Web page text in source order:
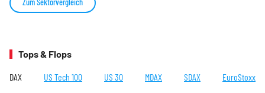
Zum Sektorvergleich
Tops & Flops
DAX US Tech 100 US 30 MDAX SDAX EuroStoxx